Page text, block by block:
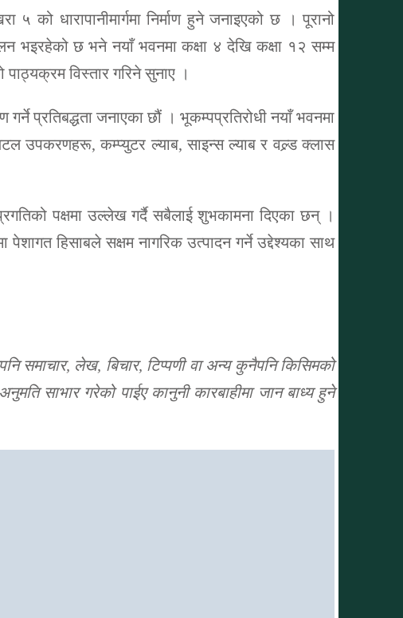
को धारापानीमार्गमा निर्माण हुने जनाइएको छ । पूरानो
भइरहेको छ भने नयाँ भवनमा कक्षा ४ देखि कक्षा १२ सम्म
विस्तार गरिने सुनाए ।
प्रतिबद्धता जनाएका छौं । भूकम्पप्रतिरोधी नयाँ भवनमा
उपकरणहरू, कम्प्युटर ल्याब, साइन्स ल्याब र वल्र्ड क्लास
पक्षमा उल्लेख गर्दै सबैलाई शुभकामना दिएका छन् ।
पेशागत हिसाबले सक्षम नागरिक उत्पादन गर्ने उद्देश्यका साथ
समाचार, लेख, बिचार, टिप्पणी वा अन्य कुनैपनि किसिमको
साभार गरेको पाईए कानुनी कारबाहीमा जान बाध्य हुने